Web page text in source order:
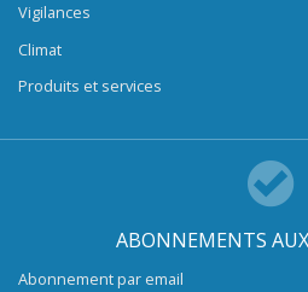
Vigilances
Climat
Produits et services
ABONNEMENTS
Abonnement par email